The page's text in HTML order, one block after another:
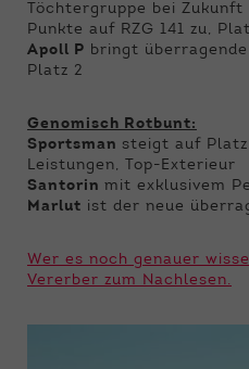
Töchtergruppe bei Zukunft
Punkte auf RZG 141 zu,
Apoll P bringt
Platz 2
Genomisch Rotbunt:
Sportsman steigt auf Platz
Leistungen, Top-Exterieur
Santorin mit exklusivem
Marlut ist der neue
Wer es noch genauer
Vererber zum Nachlesen.